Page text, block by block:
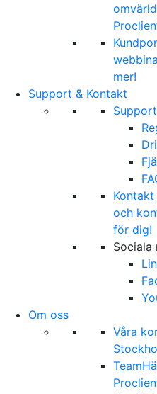
mer!
Support & Kontakt
Support
och
för dig!
Sociala
Om oss
Våra
Team